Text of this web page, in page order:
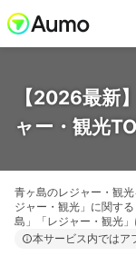
【2026最新
ャー・観光
青ヶ島のレジャー・観
ジャー・観光」に関す
島」「レジャー・観光
本サービス内ではア